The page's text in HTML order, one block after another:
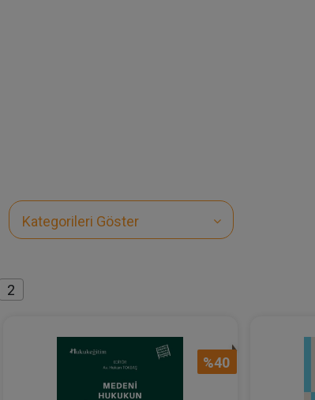
Kategorileri Göster
2
%40